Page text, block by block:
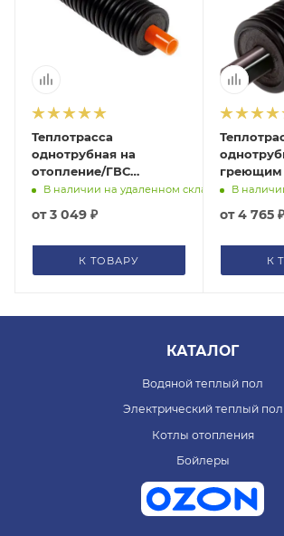
Теплотрасса
однотрубная на
отопление/ГВС
Terrendis
В наличии на удаленном складе
от3 049 ₽
К ТОВАРУ
греющим
Вт/м
В
от4 765 ₽
К
КАТАЛОГ
Водяной теплый пол
Электрический теплый пол
Котлы отопления
Бойлеры